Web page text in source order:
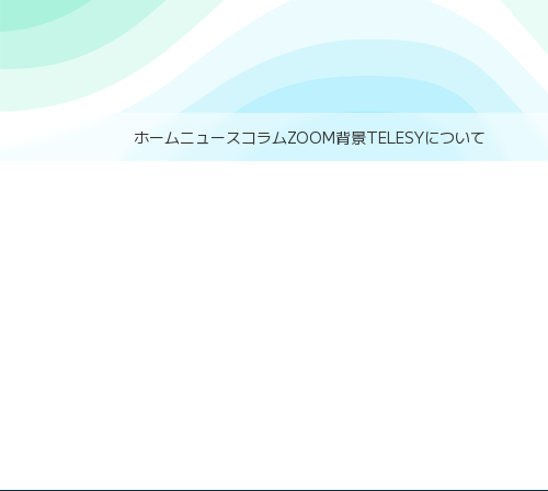
ホームニュースコラムZOOM背景TELESYについて